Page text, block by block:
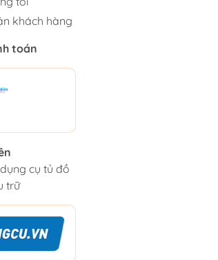
khách hàng
toán
cụ tủ đồ
trữ